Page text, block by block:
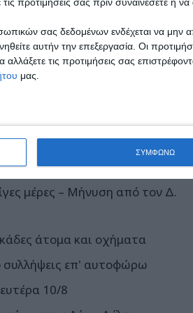
σας δεδομένων ενδέχεται να μην
αυτήν την επεξεργασία. Οι
τις προτιμήσεις σας
μας.
ΣΥΜΦΩΝΩ
Τιμήθηκαν
εθελοντές αιμοδότες για
μέρες – Μήνυση από τον Δ.
άτομα και οχήματα
επ' αυτοφώρω
10/8